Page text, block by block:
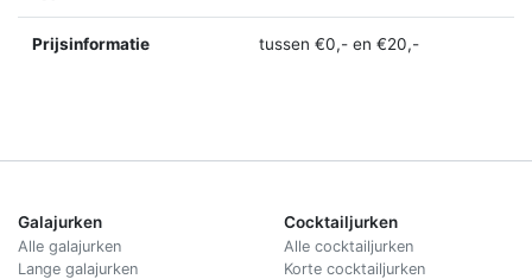
Prijsinformatie tussen €0,- en €20,-
Galajurken
Alle galajurken
Lange galajurken
Cocktailjurken
Alle cocktailjurken
Korte cocktailjurken